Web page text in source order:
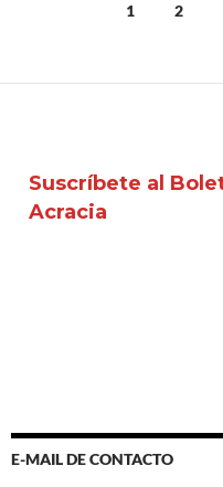
las
1 2
Suscríbete al
Acracia
E-MAIL DE CONTACTO